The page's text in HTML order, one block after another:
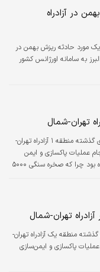
در آزادراه
مورد حادثه ریزش بهمن در
به سامانه اورژانس کشور
تهران-شمال
در هفته‌های گذشته منطقه ۱ آزادراه تهران-
عملیات پاکسازی و ایمن
سازی مسدود شده بود چرا که صخره سنگی ۵۰۰۰
با سه انفجار به صورت
تهران-شمال
منطقه یک آزادراه تهران-
پاکسازی و ایمن‌سازی